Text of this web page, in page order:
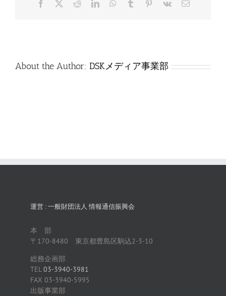
は
Facebook RedditLinkedInWhatsApp
Tumblr Pinterest
Vk
電
About the Author: DSKメディア事業部
運営 : 一般財団法人 情報通信振興会
本 部
〒170-8480 東京都豊島区駒込2-3-10
総務企画部
TEL03-3940-3981
FAX 03-3940-5995
出版事業部